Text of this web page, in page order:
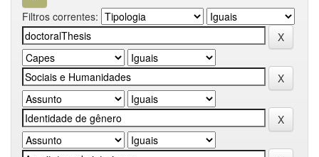
Filtros correntes: